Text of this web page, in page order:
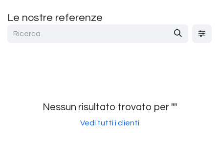
Le nostre referenze
Nessun risultato trovato per ""
Vedi tutti i clienti